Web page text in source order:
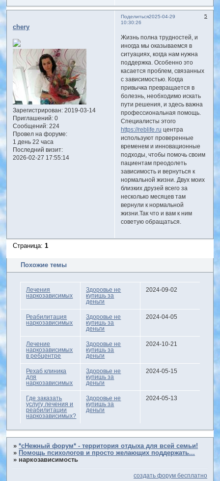
Поделиться 5
2025-04-29
10:30:26
chery
Зарегистрирован: 2019-03-14
Приглашений:0
Сообщений:224
Провел на форуме:
1 день 22 часа
Последний визит:
2026-02-27 17:55:14
Жизнь полна трудностей, и
иногда мы оказываемся в
ситуациях, когда нам нужна
поддержка. Особенно это
касается проблем, связанных
с зависимостью. Когда
привычка превращается в
болезнь, необходимо искать
пути решения, и здесь важна
профессиональная помощь.
Специалисты этого
https://reblife.ru центра
используют проверенные
временем и инновационные
подходы, чтобы помочь своим
пациентам преодолеть
зависимость и вернуться к
нормальной жизни. Двух моих
близких друзей всего за
несколько месяцев там
вернули к нормальной
жизни.Так что и вам к ним
советую обращаться.
Страница:1
Похожие темы
Лечения
наркозависимых
Здоровье не
купишь за
деньги
2024-09-02
Реабилитация
наркозависимых
Здоровье не
купишь за
деньги
2024-04-05
Лечение
наркозависимых
в ребцентре
Здоровье не
купишь за
деньги
2024-10-21
Рехаб клиника
для
наркозависимых
Здоровье не
купишь за
деньги
2024-05-15
Где заказать
услугу лечения и
реабилитации
наркозависимых?
Здоровье не
купишь за
деньги
2024-05-13
»*сНежный форум* - территория отдыха для всей семьи!
» Помощь психологов и просто желающих поддержать...
» наркозависимость
создать форум бесплатно